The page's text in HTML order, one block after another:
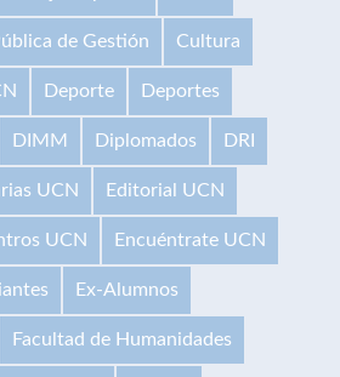
de Gestión Cultura
Deporte Deportes
DIMM Diplomados DRI
UCN Editorial UCN
UCN Encuéntrate UCN
Ex-Alumnos
Facultad de Humanidades